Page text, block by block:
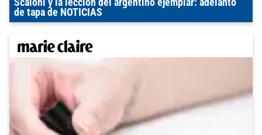
de tapa de NOTICIAS